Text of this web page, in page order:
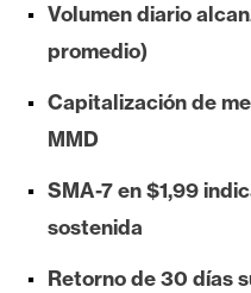
e
r
e
u
m
I
Volumen diario
promedio)
Capitalización de
MMD
SMA-7 en $1,99
sostenida
Retorno de 30 días